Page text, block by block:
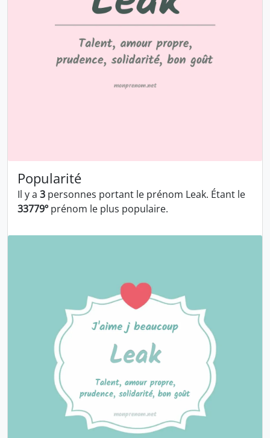
Popularité
Il y a 3 personnes portant le prénom Leak. Étant le
33779º prénom le plus populaire.